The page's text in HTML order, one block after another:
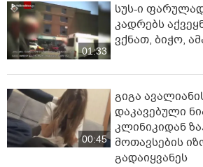
01:33
სუს-ი
კადრებს
ვქნათ, ბიჭო,
00:45
გიგა
დაკავებული
კლინიკიდან
მოთავსების
გადაიყვანეს